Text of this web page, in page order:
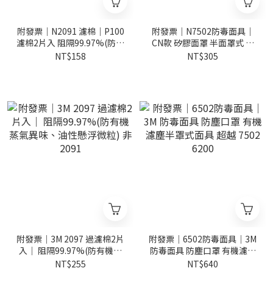
附發票｜N2091 濾棉｜P100
濾棉2片入 阻隔99.97%(防有
機蒸氣異味、油性懸浮微粒)
NT$158
附發票｜N7502防毒面具｜
CN款 矽膠面罩 半面罩式 阻
隔病毒 非拋棄式 平面口罩 噴
NT$305
附發票｜3M 2097 過濾棉2片
入｜ 阻隔99.97%(防有機蒸
氣異味、油性懸浮微粒) 非
NT$255
附發票｜6502防毒面具｜3M
防毒面具 防塵口罩 有機濾塵
半罩式面具 超越 7502 6200
NT$640